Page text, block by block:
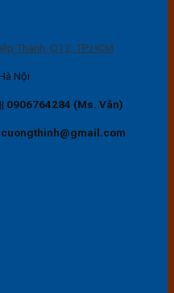
Thành, Q12, TP.HCM
Nội
|| 0906764284 (Ms. Vân)